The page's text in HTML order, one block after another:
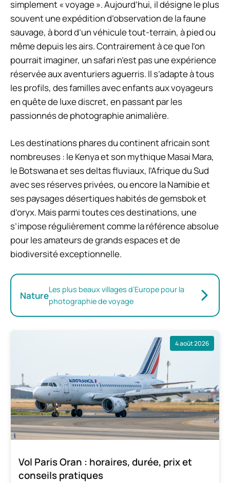
simplement « voyage ». Aujourd’hui, il désigne le plus
souvent une expédition d’observation de la faune
sauvage, à bord d’un véhicule tout-terrain, à pied ou
même depuis les airs. Contrairement à ce que l’on
pourrait imaginer, un safari n’est pas une expérience
réservée aux aventuriers aguerris. Il s’adapte à tous
les profils, des familles avec enfants aux voyageurs
en quête de luxe discret, en passant par les
passionnés de photographie animalière.
Les destinations phares du continent africain sont
nombreuses : le Kenya et son mythique Masai Mara,
le Botswana et ses deltas fluviaux, l’Afrique du Sud
avec ses réserves privées, ou encore la Namibie et
ses paysages désertiques habités de gemsbok et
d’oryx. Mais parmi toutes ces destinations, une
s’impose régulièrement comme la référence absolue
pour les amateurs de grands espaces et de
biodiversité exceptionnelle.
NatureLes plus beaux villages d’Europe pour la
photographie de voyage
4 août 2026
Vol Paris Oran : horaires, durée, prix et
conseils pratiques